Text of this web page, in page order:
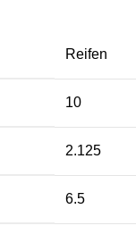
Reifen
10
2.125
6.5